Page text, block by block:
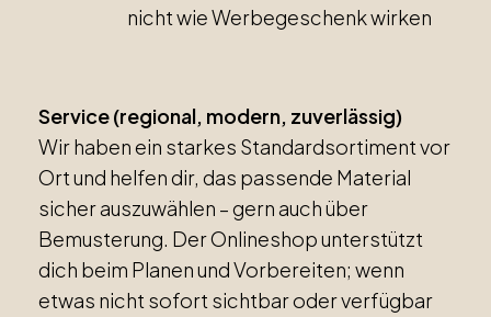
nicht wie Werbegeschenk wirken
Service (regional, modern, zuverlässig)
Wir haben ein starkes Standardsortiment vor
Ort und helfen dir, das passende Material
sicher auszuwählen – gern auch über
Bemusterung. Der Onlineshop unterstützt
dich beim Planen und Vorbereiten; wenn
etwas nicht sofort sichtbar oder verfügbar